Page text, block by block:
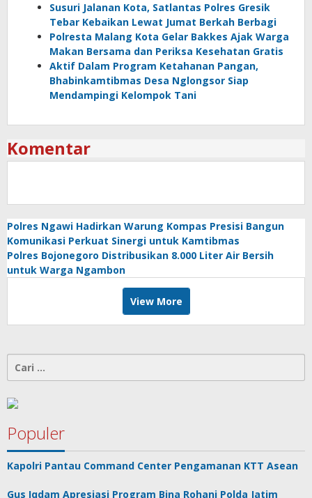
Susuri Jalanan Kota, Satlantas Polres Gresik
Tebar Kebaikan Lewat Jumat Berkah Berbagi
Polresta Malang Kota Gelar Bakkes Ajak Warga
Makan Bersama dan Periksa Kesehatan Gratis
Aktif Dalam Program Ketahanan Pangan,
Bhabinkamtibmas Desa Nglongsor Siap
Mendampingi Kelompok Tani
Komentar
Polres Ngawi Hadirkan Warung Kompas Presisi Bangun
Komunikasi Perkuat Sinergi untuk Kamtibmas
Polres Bojonegoro Distribusikan 8.000 Liter Air Bersih
untuk Warga Ngambon
View More
untuk:
Populer
Kapolri Pantau Command Center Pengamanan KTT Asean
Gus Iqdam Apresiasi Program Bina Rohani Polda Jatim